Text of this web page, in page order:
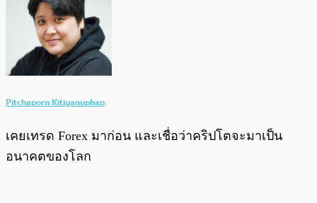
Pitchaporn Kitiyanuphap
เคยเทรด Forex มาก่อน และเชื่อว่าคริปโตจะมาเป็น
อนาคตของโลก